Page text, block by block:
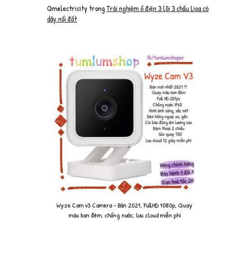
Qmelectricity trongTrải nghiệm ổ điện 3 lõi 3 chấu Lioa có
dây nối đất
Wyze Cam v3 Camera - Bản 2021, FullHD 1080p, Quay
màu ban đêm, chống nước, lưu cloud miễn phí